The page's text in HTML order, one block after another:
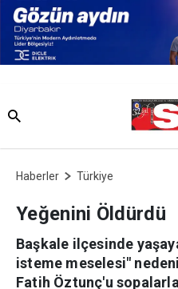
Haberler Türkiye
Yeğenini Öldürdü
Başkale ilçesinde
isteme meselesi"
Fatih Öztunç'u